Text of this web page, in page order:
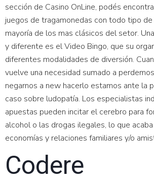
sección de Casino OnLine, podés
juegos de tragamonedas con todo tipo
mayoría de los mas clásicos del setor.
y diferente es el Video Bingo, que su
diferentes modalidades de diversión.
vuelve una necesidad sumado a
negarnos a new hacerlo estamos ante la
caso sobre ludopatía. Los especialistas
apuestas pueden incitar el cerebro para
alcohol o las drogas ilegales, lo que
economías y relaciones familiares y/o
Codere